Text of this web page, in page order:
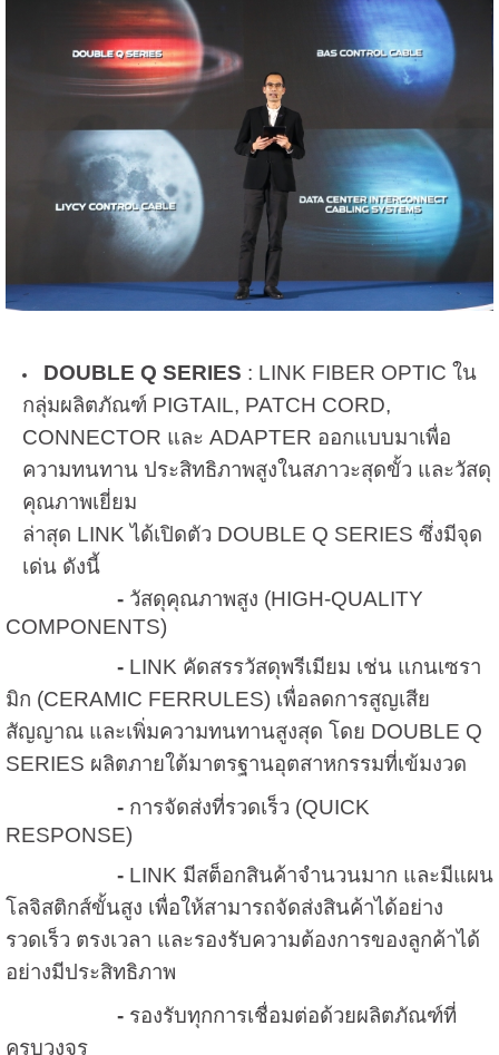
DOUBLE Q SERIES : LINK FIBER OPTIC ใน
กลุ่มผลิตภัณฑ์ PIGTAIL, PATCH CORD,
CONNECTOR และ ADAPTER ออกแบบมาเพื่อ
ความทนทาน ประสิทธิภาพสูงในสภาวะสุดขั้ว และวัสดุ
คุณภาพเยี่ยม
ล่าสุด LINK ได้เปิดตัว DOUBLE Q SERIES ซึ่งมีจุด
เด่น ดังนี้
- วัสดุคุณภาพสูง (HIGH-QUALITY
COMPONENTS)
- LINK คัดสรรวัสดุพรีเมียม เช่น แกนเซรา
มิก (CERAMIC FERRULES) เพื่อลดการสูญเสีย
สัญญาณ และเพิ่มความทนทานสูงสุด โดย DOUBLE Q
SERIES ผลิตภายใต้มาตรฐานอุตสาหกรรมที่เข้มงวด
- การจัดส่งที่รวดเร็ว (QUICK
RESPONSE)
- LINK มีสต็อกสินค้าจำนวนมาก และมีแผน
โลจิสติกส์ขั้นสูง เพื่อให้สามารถจัดส่งสินค้าได้อย่าง
รวดเร็ว ตรงเวลา และรองรับความต้องการของลูกค้าได้
อย่างมีประสิทธิภาพ
- รองรับทุกการเชื่อมต่อด้วยผลิตภัณฑ์ที่
ครบวงจร